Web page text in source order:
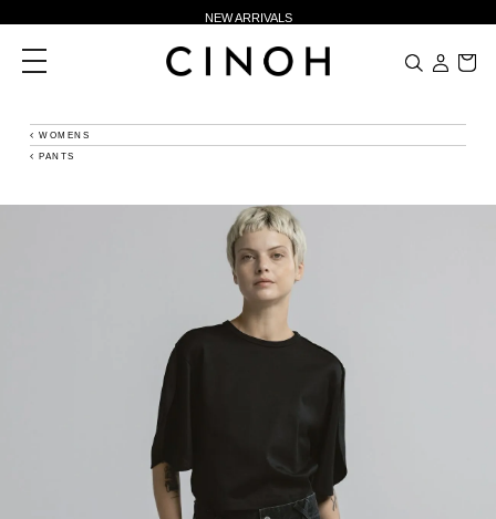
NEW ARRIVALS
新規会員登録500ポイントプレゼント
夏季休業に伴う一部業務休業のお知らせ
ニュースレター登録で¥1,000クーポン進呈
toggle
navigation
WOMENS
PANTS